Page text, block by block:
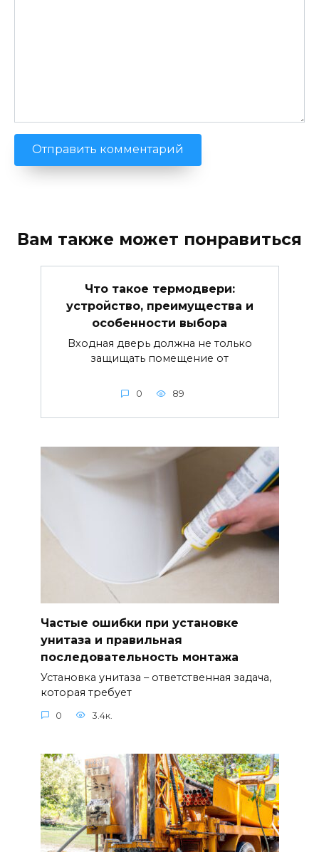
Вам также может понравиться
Что такое термодвери:
устройство, преимущества и
особенности выбора
Входная дверь должна не только
защищать помещение от
0 89
Частые ошибки при установке
унитаза и правильная
последовательность монтажа
Установка унитаза – ответственная задача,
которая требует
0 3.4к.